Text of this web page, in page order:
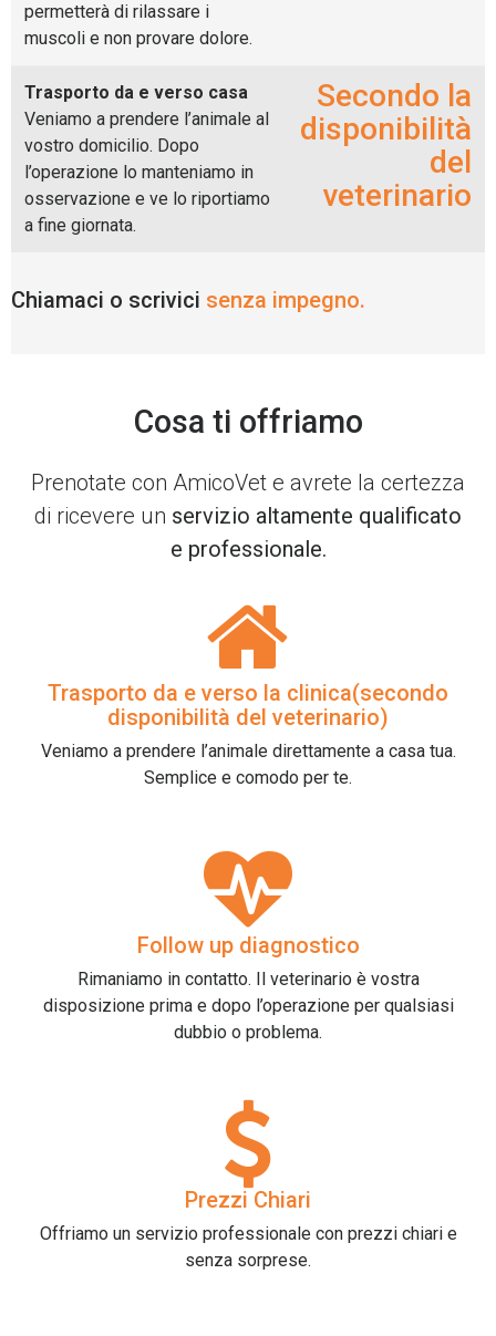
permetterà di rilassare i
muscoli e non provare dolore.
Trasporto da e verso casa
Veniamo a prendere l’animale al
vostro domicilio. Dopo
l’operazione lo manteniamo in
osservazione e ve lo riportiamo
a fine giornata.
Secondo la
disponibilità
del
veterinario
Chiamaci o scrivici senza impegno.
Cosa ti offriamo
Prenotate con AmicoVet e avrete la certezza
di ricevere un servizio altamente qualificato
e professionale.
Trasporto da e verso la clinica(secondo
disponibilità del veterinario)
Veniamo a prendere l’animale direttamente a casa tua.
Semplice e comodo per te.
Follow up diagnostico
Rimaniamo in contatto. Il veterinario è vostra
disposizione prima e dopo l’operazione per qualsiasi
dubbio o problema.
Prezzi Chiari
Offriamo un servizio professionale con prezzi chiari e
senza sorprese.